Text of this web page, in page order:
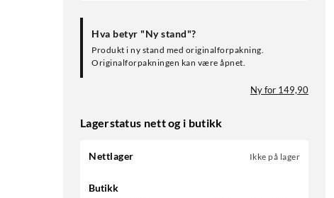
Hva betyr "Ny stand"?
Produkt i ny stand med originalforpakning.
Originalforpakningen kan være åpnet.
Ny for 149,90
Lagerstatus nett og i butikk
Nettlager Ikke på lager
Butikk